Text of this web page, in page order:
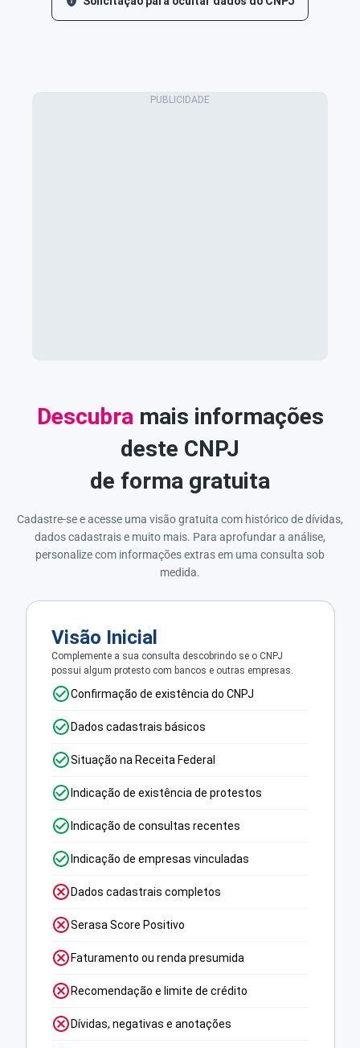
Descubra mais informações
deste CNPJ
de forma gratuita
Cadastre-se e acesse uma visão gratuita com histórico de dívidas,
dados cadastrais e muito mais. Para aprofundar a análise,
personalize com informações extras em uma consulta sob
medida.
Visão Inicial
Complemente a sua consulta descobrindo se o CNPJ
possui algum protesto com bancos e outras empresas.
Confirmação de existência do CNPJ
Dados cadastrais básicos
Situação na Receita Federal
Indicação de existência de protestos
Indicação de consultas recentes
Indicação de empresas vinculadas
Dados cadastrais completos
Serasa Score Positivo
Faturamento ou renda presumida
Recomendação e limite de crédito
Dívidas, negativas e anotações